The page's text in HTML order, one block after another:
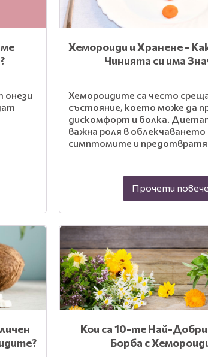
онези
Хемороиди и Хранене -
Чинията си има
Хемороидите са често
състояние, което може да
дискомфорт и болка.
важна роля в облекчаването
симптомите и предотвратя..
Прочети повече
Кои са 10-те Най-Добри
Борба с